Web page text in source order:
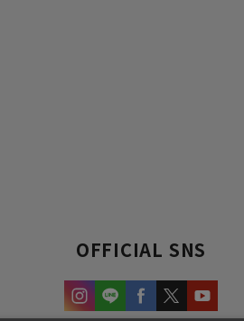
OFFICIAL SNS